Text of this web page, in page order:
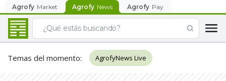
Agrofy Market Agrofy News Agrofy Pay
Temas del momento: AgrofyNews Live